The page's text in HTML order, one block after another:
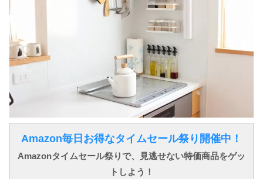
Amazon毎日お得なタイムセール祭り開催中！
Amazonタイムセール祭りで、見逃せない特価商品をゲッ
トしよう！